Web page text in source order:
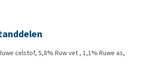
celstof, 5,8% Ruw vet , 1,1% Ruwe as,